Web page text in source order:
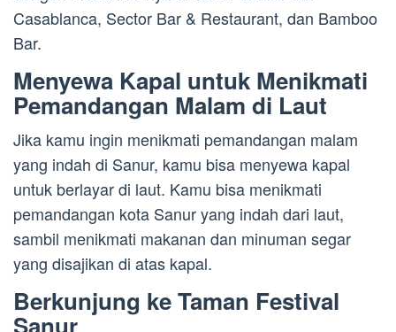
Casablanca, Sector Bar & Restaurant, dan Bamboo
Bar.
Menyewa Kapal untuk Menikmati
Pemandangan Malam di Laut
Jika kamu ingin menikmati pemandangan malam
yang indah di Sanur, kamu bisa menyewa kapal
untuk berlayar di laut. Kamu bisa menikmati
pemandangan kota Sanur yang indah dari laut,
sambil menikmati makanan dan minuman segar
yang disajikan di atas kapal.
Berkunjung ke Taman Festival